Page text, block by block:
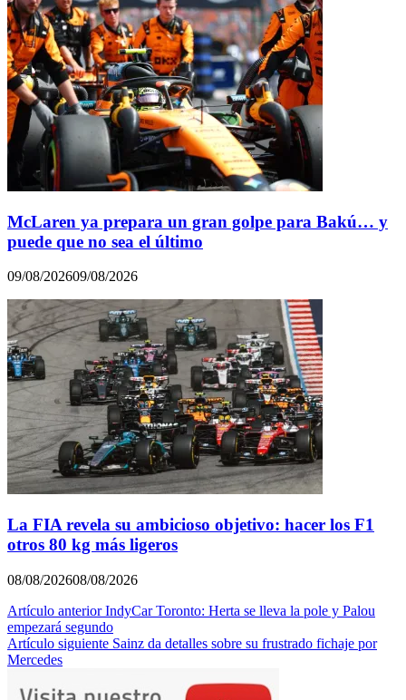
McLaren ya prepara un gran golpe para Bakú… y
puede que no sea el último
09/08/202609/08/2026
La FIA revela su ambicioso objetivo: hacer los F1
otros 80 kg más ligeros
08/08/202608/08/2026
Navegación
de
entradas
Artículo anterior IndyCar Toronto: Herta se lleva la pole y Palou
empezará segundo
Artículo siguiente Sainz da detalles sobre su frustrado fichaje por
Mercedes